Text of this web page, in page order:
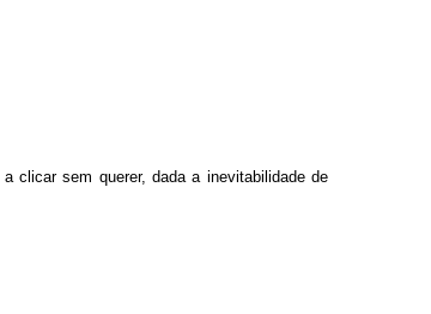
clicar sem querer, dada a inevitabilidade de